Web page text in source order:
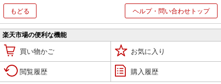
もどる ヘルプ・問い合わせトップ
楽天市場の便利な機能
買い物かご お気に入り
閲覧履歴 購入履歴